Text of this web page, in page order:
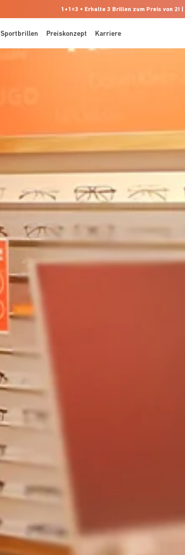
1+1=3 • Erhalte 3 Brillen zum Preis von 2! |
Sportbrillen Preiskonzept Karriere